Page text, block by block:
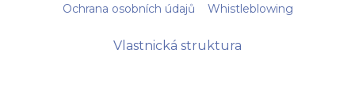
Ochrana osobních údajů Whistleblowing
Vlastnická struktura